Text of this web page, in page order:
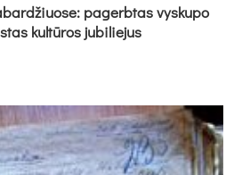
pa­gerb­tas vys­ku­po
kul­tū­ros ju­bi­lie­jus